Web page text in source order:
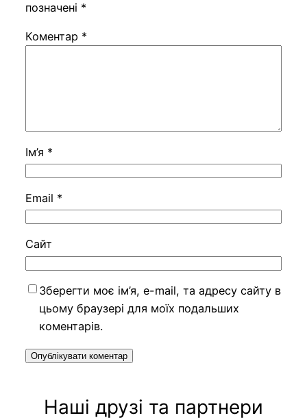
позначені *
Коментар *
Ім’я *
Email *
Сайт
Зберегти моє ім’я, e-mail, та адресу сайту в
цьому браузері для моїх подальших
коментарів.
Наші друзі та партнери